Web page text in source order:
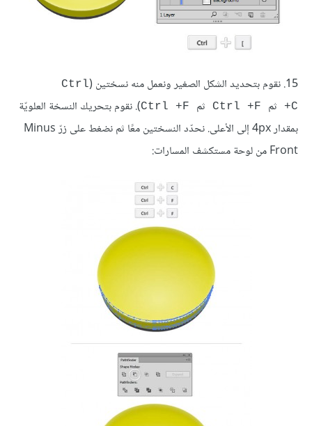
15. نقوم بتحديد الشكل الصغير ونعمل منه نسختين (
Ctrl
+C
ثم ثم
). نقوم بتحريك النسخة العلويّة
بمقدار 4px إلى الأعلى. نحدّد النسختين معًا ثم نضغط على زرّ Minus
Front من لوحة مستكشف المسارات: